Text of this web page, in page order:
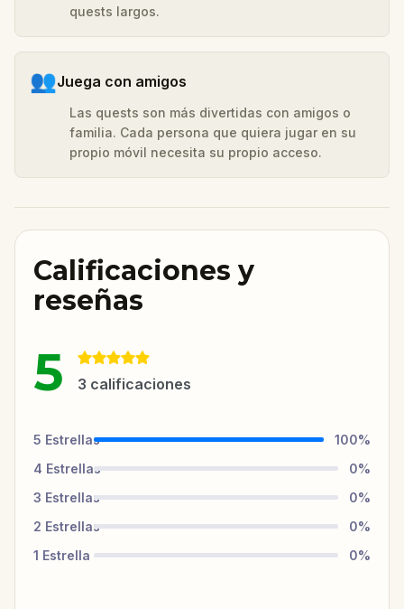
quests largos.
👥Juega con amigos
Las quests son más divertidas con amigos o
familia. Cada persona que quiera jugar en su
propio móvil necesita su propio acceso.
Calificaciones y
reseñas
5 3 calificaciones
5 Estrellas 100%
4 Estrellas 0%
3 Estrellas 0%
2 Estrellas 0%
1 Estrella 0%